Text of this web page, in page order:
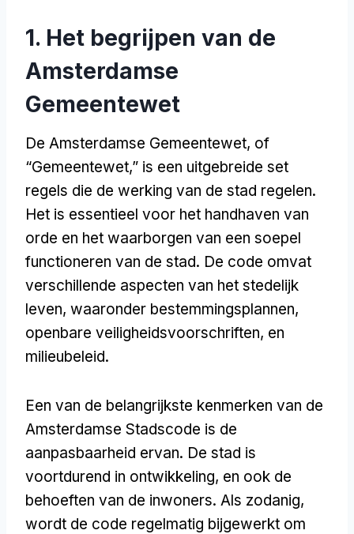
1. Het begrijpen van de
Amsterdamse
Gemeentewet
De Amsterdamse Gemeentewet, of
“Gemeentewet,” is een uitgebreide set
regels die de werking van de stad regelen.
Het is essentieel voor het handhaven van
orde en het waarborgen van een soepel
functioneren van de stad. De code omvat
verschillende aspecten van het stedelijk
leven, waaronder bestemmingsplannen,
openbare veiligheidsvoorschriften, en
milieubeleid.
Een van de belangrijkste kenmerken van de
Amsterdamse Stadscode is de
aanpasbaarheid ervan. De stad is
voortdurend in ontwikkeling, en ook de
behoeften van de inwoners. Als zodanig,
wordt de code regelmatig bijgewerkt om